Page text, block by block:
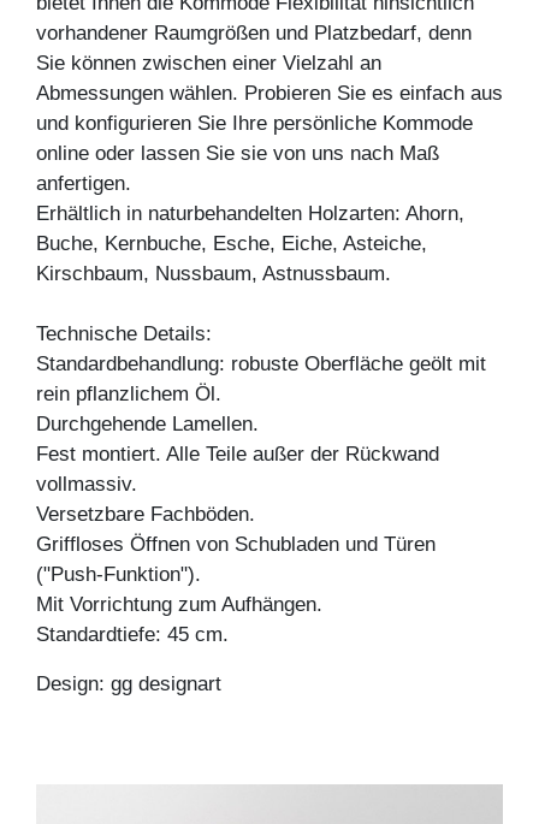
vorhandener Raumgrößen und Platzbedarf, denn
Sie können zwischen einer Vielzahl an
Abmessungen wählen. Probieren Sie es einfach aus
und konfigurieren Sie Ihre persönliche Kommode
online oder lassen Sie sie von uns nach Maß
anfertigen.
Erhältlich in naturbehandelten Holzarten: Ahorn,
Buche, Kernbuche, Esche, Eiche, Asteiche,
Kirschbaum, Nussbaum, Astnussbaum.
Technische Details:
Standardbehandlung: robuste Oberfläche geölt mit
rein pflanzlichem Öl.
Durchgehende Lamellen.
Fest montiert. Alle Teile außer der Rückwand
vollmassiv.
Versetzbare Fachböden.
Griffloses Öffnen von Schubladen und Türen
("Push-Funktion").
Mit Vorrichtung zum Aufhängen.
Standardtiefe: 45 cm.
Design: gg designart